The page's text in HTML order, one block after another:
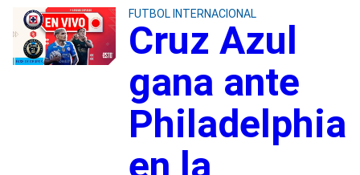
FUTBOL INTERNACIONAL
Cruz Azul
gana ante
Philadelphia
en la